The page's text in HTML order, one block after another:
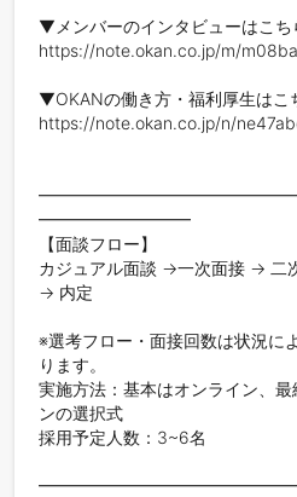
▼メンバーのインタビューはこち
https://note.okan.co.jp/m/
▼OKANの働き方・福利厚生はこ
https://note.okan.co.jp/n/
━━━━━━━━━
【面談フロー】
カジュアル面談 →一次面接 →
→ 内定
※選考フロー・面接回数は状況に
ります。
実施方法：基本はオンライン、
ンの選択式
採用予定人数：3~6名